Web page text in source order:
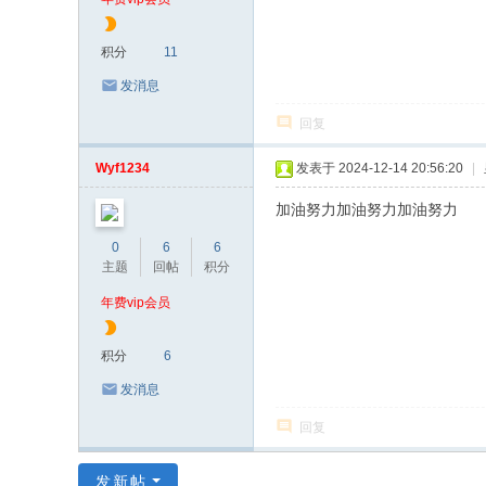
积分 11
发消息
回复
Wyf1234
0
主题
6
回帖
6
积分
年费vip会员
积分 6
发消息
发表于 2024-12-14 20:56:20
加油努力加油努力加油努力
回复
发新帖